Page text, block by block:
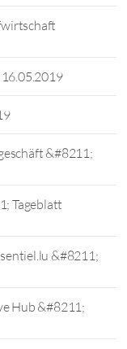
&#8211;
Tageblatt
&#8211;
Hub &#8211;